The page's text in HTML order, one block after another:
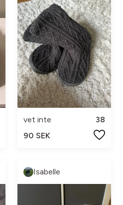
vet inte
38
90 SEK
Isabelle